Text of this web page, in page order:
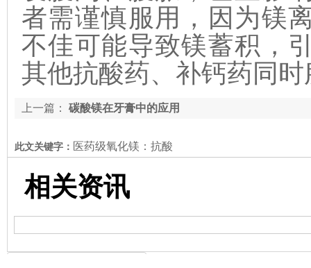
者需谨慎服用，因为镁
不佳可能导致镁蓄积，
其他抗酸药、补钙药同
上一篇： 碳酸镁在牙膏中的应用
此文关键字： 医药级氧化镁：抗酸
相关资讯